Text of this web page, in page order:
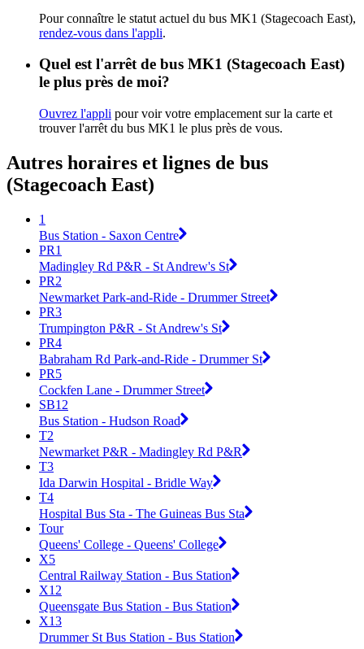
Pour connaître le statut actuel du bus MK1 (Stagecoach East),
rendez-vous dans l'appli.
Quel est l'arrêt de bus MK1 (Stagecoach East)
le plus près de moi?
Ouvrez l'appli pour voir votre emplacement sur la carte et
trouver l'arrêt du bus MK1 le plus près de vous.
Autres horaires et lignes de bus
(Stagecoach East)
1
Bus Station - Saxon Centre
PR1
Madingley Rd P&R - St Andrew's St
PR2
Newmarket Park-and-Ride - Drummer Street
PR3
Trumpington P&R - St Andrew's St
PR4
Babraham Rd Park-and-Ride - Drummer St
PR5
Cockfen Lane - Drummer Street
SB12
Bus Station - Hudson Road
T2
Newmarket P&R - Madingley Rd P&R
T3
Ida Darwin Hospital - Bridle Way
T4
Hospital Bus Sta - The Guineas Bus Sta
Tour
Queens' College - Queens' College
X5
Central Railway Station - Bus Station
X12
Queensgate Bus Station - Bus Station
X13
Drummer St Bus Station - Bus Station